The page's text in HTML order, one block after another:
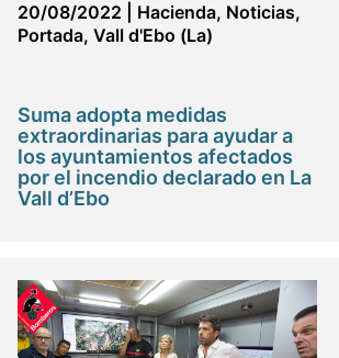
20/08/2022 Hacienda, Noticias,
Portada, Vall d'Ebo (La)
Suma adopta medidas
extraordinarias para ayudar a
los ayuntamientos afectados
por el incendio declarado en La
Vall d’Ebo